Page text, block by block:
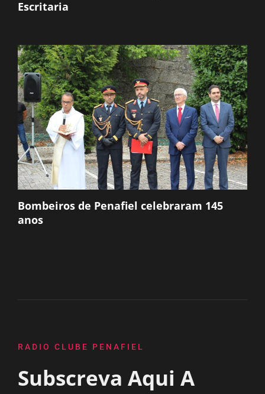
Escritaria
Bombeiros de Penafiel celebraram 145
anos
RADIO CLUBE PENAFIEL
Subscreva Aqui A